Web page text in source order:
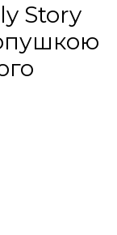
Story